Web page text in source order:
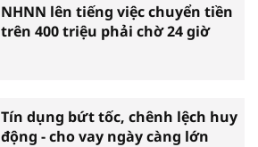
NHNN lên tiếng việc chuyển tiền
trên 400 triệu phải chờ 24 giờ
Tín dụng bứt tốc, chênh lệch huy
động - cho vay ngày càng lớn